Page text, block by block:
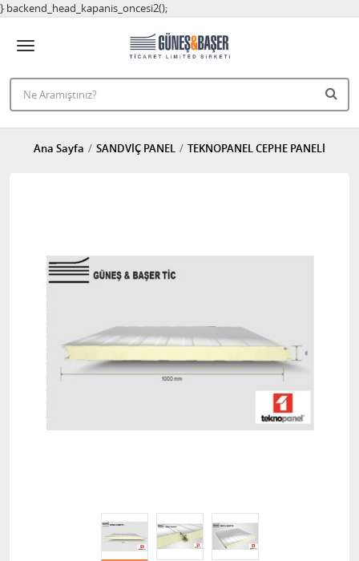
} backend_head_kapanis_oncesi2();
Ana Sayfa SANDVİÇ PANEL TEKNOPANEL CEPHE PANELİ